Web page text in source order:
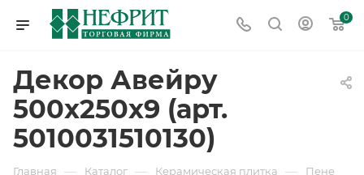
0
Декор Авейру
500х250х9 (арт.
5010031510130)
Главная — Каталог — Керамическая плитка — Пене